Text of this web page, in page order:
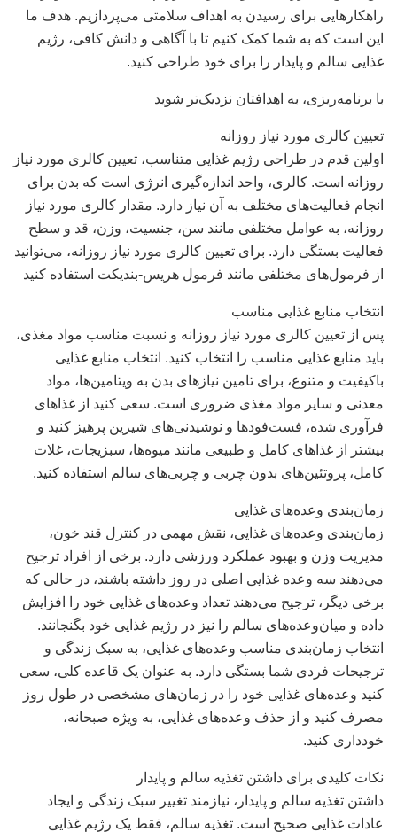
راهکارهایی برای رسیدن به اهداف سلامتی می‌پردازیم. هدف ما
این است که به شما کمک کنیم تا با آگاهی و دانش کافی، رژیم
غذایی سالم و پایدار را برای خود طراحی کنید.
با برنامه‌ریزی، به اهدافتان نزدیک‌تر شوید
تعیین کالری مورد نیاز روزانه
اولین قدم در طراحی رژیم غذایی متناسب، تعیین کالری مورد نیاز
روزانه است. کالری، واحد اندازه‌گیری انرژی است که بدن برای
انجام فعالیت‌های مختلف به آن نیاز دارد. مقدار کالری مورد نیاز
روزانه، به عوامل مختلفی مانند سن، جنسیت، وزن، قد و سطح
فعالیت بستگی دارد. برای تعیین کالری مورد نیاز روزانه، می‌توانید
از فرمول‌های مختلفی مانند فرمول هریس-بندیکت استفاده کنید
انتخاب منابع غذایی مناسب
پس از تعیین کالری مورد نیاز روزانه و نسبت مناسب مواد مغذی،
باید منابع غذایی مناسب را انتخاب کنید. انتخاب منابع غذایی
باکیفیت و متنوع، برای تامین نیازهای بدن به ویتامین‌ها، مواد
معدنی و سایر مواد مغذی ضروری است. سعی کنید از غذاهای
فرآوری شده، فست‌فودها و نوشیدنی‌های شیرین پرهیز کنید و
بیشتر از غذاهای کامل و طبیعی مانند میوه‌ها، سبزیجات، غلات
کامل، پروتئین‌های بدون چربی و چربی‌های سالم استفاده کنید.
زمان‌بندی وعده‌های غذایی
زمان‌بندی وعده‌های غذایی، نقش مهمی در کنترل قند خون،
مدیریت وزن و بهبود عملکرد ورزشی دارد. برخی از افراد ترجیح
می‌دهند سه وعده غذایی اصلی در روز داشته باشند، در حالی که
برخی دیگر، ترجیح می‌دهند تعداد وعده‌های غذایی خود را افزایش
داده و میان‌وعده‌های سالم را نیز در رژیم غذایی خود بگنجانند.
انتخاب زمان‌بندی مناسب وعده‌های غذایی، به سبک زندگی و
ترجیحات فردی شما بستگی دارد. به عنوان یک قاعده کلی، سعی
کنید وعده‌های غذایی خود را در زمان‌های مشخصی در طول روز
مصرف کنید و از حذف وعده‌های غذایی، به ویژه صبحانه،
خودداری کنید.
نکات کلیدی برای داشتن تغذیه سالم و پایدار
داشتن تغذیه سالم و پایدار، نیازمند تغییر سبک زندگی و ایجاد
عادات غذایی صحیح است. تغذیه سالم، فقط یک رژیم غذایی